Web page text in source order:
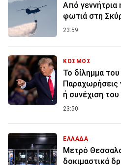
Από γεννήτρια
φωτιά στη
23:59
ΚΟΣΜΟΣ
Το δίλημμα του
Παραχωρήσεις
ή συνέχιση
23:50
ΕΛΛΑΔΑ
Μετρό
δοκιμαστικά